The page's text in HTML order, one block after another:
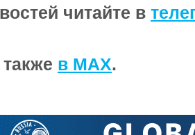
читайте в
в MAX.